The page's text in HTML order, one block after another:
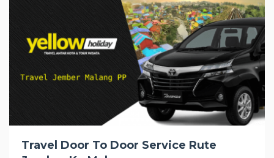
Travel Door To Door Service Rute